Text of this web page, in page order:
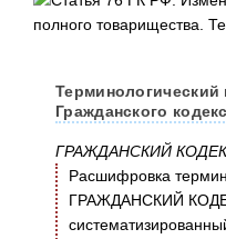
Терминологический
Гражданского
ГРАЖДАНСКИЙ
Расшифровка
ГРАЖДАНСКИЙ